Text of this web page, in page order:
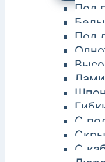
Под
Под
С
С